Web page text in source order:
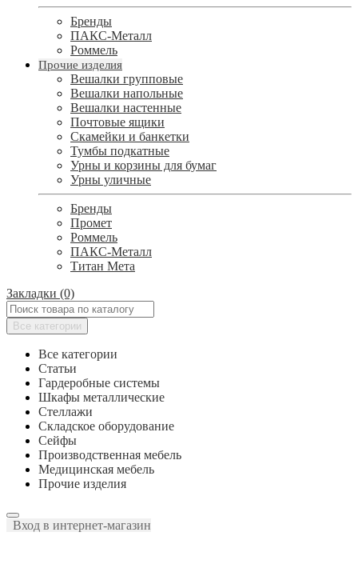
Бренды
ПАКС-Металл
Роммель
Прочие изделия
Вешалки групповые
Вешалки напольные
Вешалки настенные
Почтовые ящики
Скамейки и банкетки
Тумбы подкатные
Урны и корзины для бумаг
Урны уличные
Бренды
Промет
Роммель
ПАКС-Металл
Титан Мета
Закладки (0)
Все категории
Все категории
Статьи
Гардеробные системы
Шкафы металлические
Стеллажи
Складское оборудование
Сейфы
Производственная мебель
Медицинская мебель
Прочие изделия
Вход в интернет-магазин